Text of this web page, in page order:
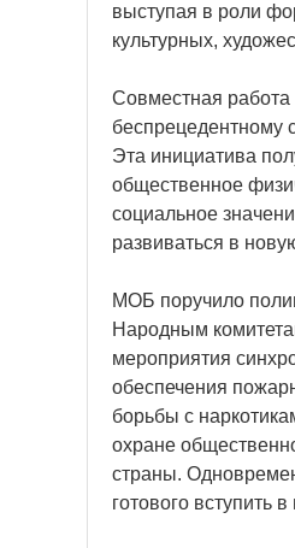
выступая в роли
культурных,
Совместная
беспрецедентному
Эта инициатива
общественное
социальное
развиваться в
МОБ поручило
Народным
мероприятия
обеспечения
борьбы с
охране
страны.
готового вступить